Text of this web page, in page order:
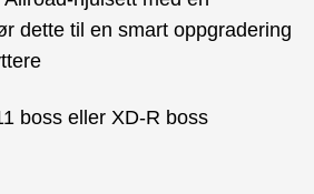
dette til en smart oppgradering
boss eller XD-R boss